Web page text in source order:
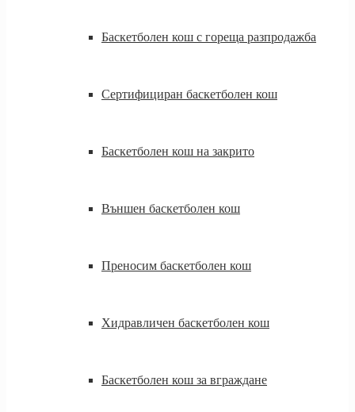
Баскетболен кош с гореща разпродажба
Сертифициран баскетболен кош
Баскетболен кош на закрито
Външен баскетболен кош
Преносим баскетболен кош
Хидравличен баскетболен кош
Баскетболен кош за вграждане